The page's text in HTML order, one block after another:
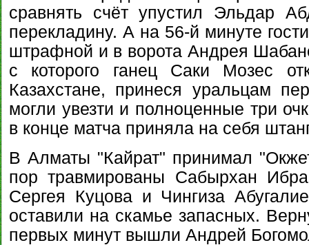
сравнять счёт упустил Эльдар
перекладину. А на 56-й минуте
штрафной и в ворота Андрея
с которого ганец Саки Мозес
Казахстане, принеся уральцам
могли увезти и полноценные три
в конце матча приняла на себя
В Алматы "Кайрат" принимал
пор травмированы Сабырхан
Сергея Куцова и Чингиза
оставили на скамье запасных.
первых минут вышли Андрей